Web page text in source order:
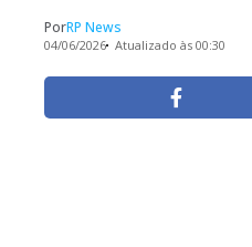
PorRP News
04/06/2026 Atualizado às 00:30